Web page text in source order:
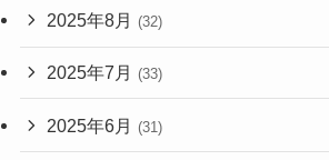
2025年8月 (32)
2025年7月 (33)
2025年6月 (31)